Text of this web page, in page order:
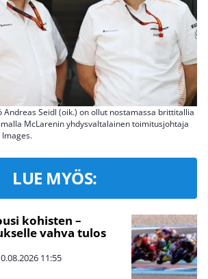
Andreas Seidl (oik.) on ollut nostamassa brittitallia
McLarenin yhdysvaltalainen toimitusjohtaja
Images.
LUE MYÖS:
kohisten –
vahva tulos
11:55